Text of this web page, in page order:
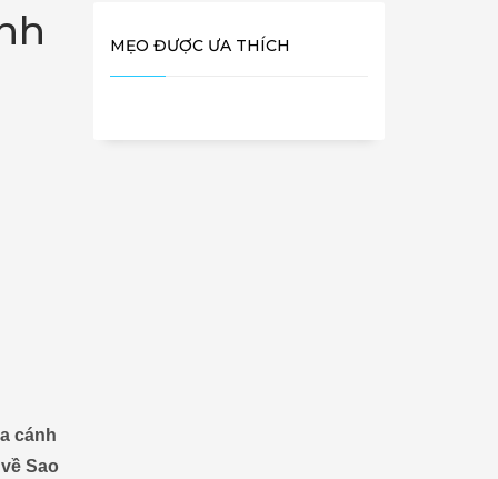
cánh
Sao
MẸO ĐƯỢC ƯA THÍCH